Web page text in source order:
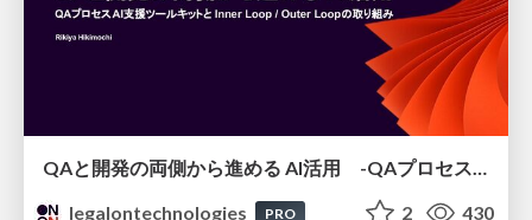
QAと開発の両側から進める AI活用 -QAプロセスAI支援ツールキットと Inner Loop / Outer Loopの取り組み-
legalontechnologies
PRO 2 430